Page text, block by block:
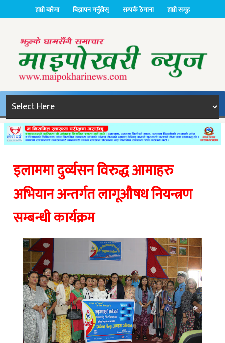
हाम्रो बारेमा बिज्ञापन गर्नुहोस् सम्पर्क ठेगाना हाम्रो समूह
इलाममा दुर्व्यसन विरुद्ध आमाहरु
अभियान अन्तर्गत लागूऔषध नियन्त्रण
सम्बन्धी कार्यक्रम